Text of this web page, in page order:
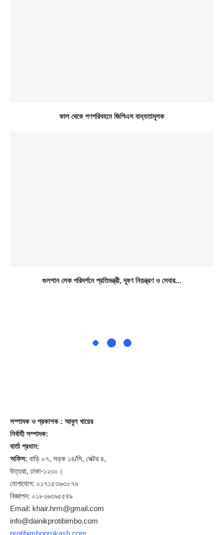
কাল থেকে গণপরিবহনে জিপিএস বাধ্যতামূলক
গুলশান লেক পরিদর্শনে প্রতিমন্ত্রী, দূষণ নিয়ন্ত্রণ ও সেবার...
সম্পাদকও প্রকাশক : আবুল খায়ের
নির্বাহী সম্পাদক:
বার্তা প্রধান:
অফিস: বাড়ি ০৭, সড়ক ১৪/সি, সেক্টর ৪,
উত্তরা, ঢাকা-১২৩০।
যোগাযোগ: ০১৭১৫৩৬৩০৭৯
বিজ্ঞাপন: ০১৮২৬৩৯৫৫৪৯
Email: khair.hrm@gmail.com
info@dainikprotibimbo.com
protibimboprokash.com